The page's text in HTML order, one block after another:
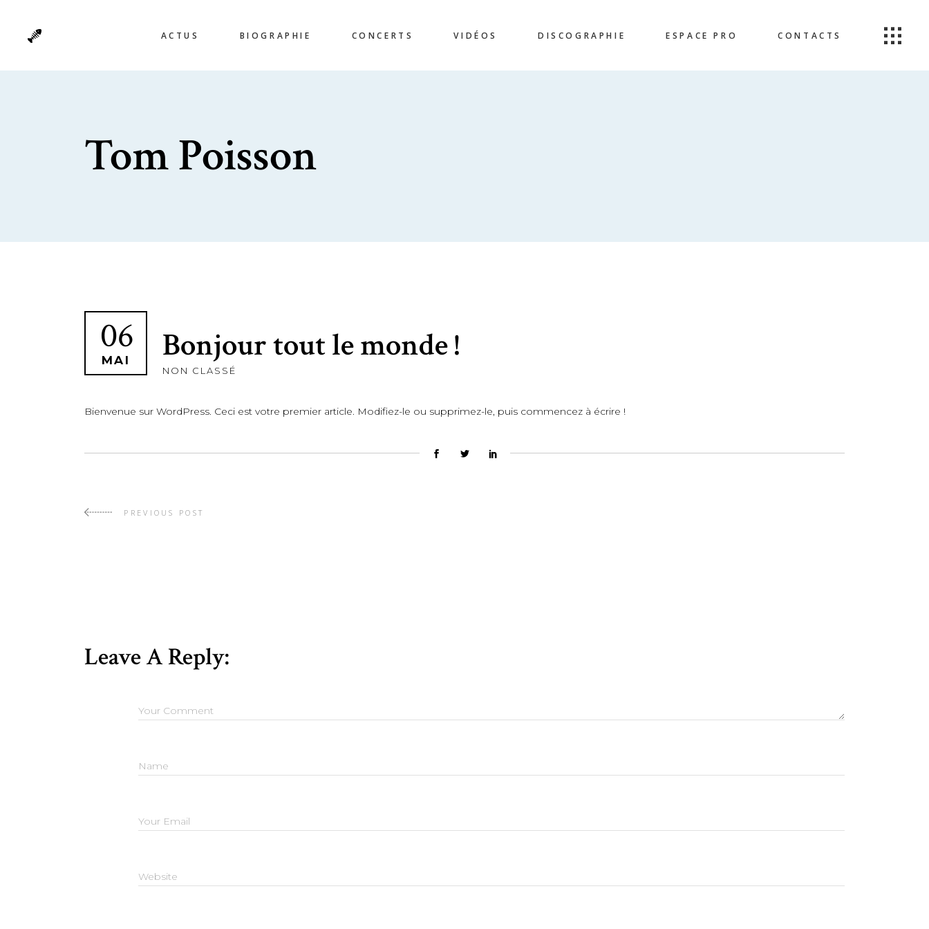
ACTUS BIOGRAPHIE CONCERTS VIDÉOS DISCOGRAPHIE ESPACE PRO CONTACTS
Tom Poisson
06
MAI Bonjour tout le monde !
NON CLASSÉ
Bienvenue sur WordPress. Ceci est votre premier article. Modifiez-le ou supprimez-le, puis commencez à écrire !
PREVIOUS POST
Leave A Reply: